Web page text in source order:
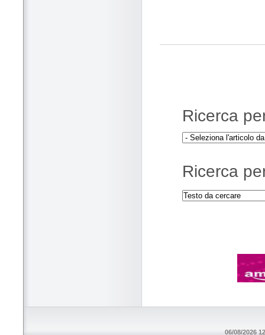
Ricerca
Ricerca
06/08/2026